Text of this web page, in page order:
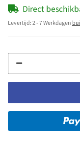
Direct
Levertijd:2 - 7 Werkdagen